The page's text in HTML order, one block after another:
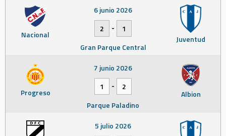
Nacional Juventud
6 junio 2026
2
-
1
Gran Parque Central
Progreso Albion
7 junio 2026
1
-
2
Parque Paladino
5 julio 2026